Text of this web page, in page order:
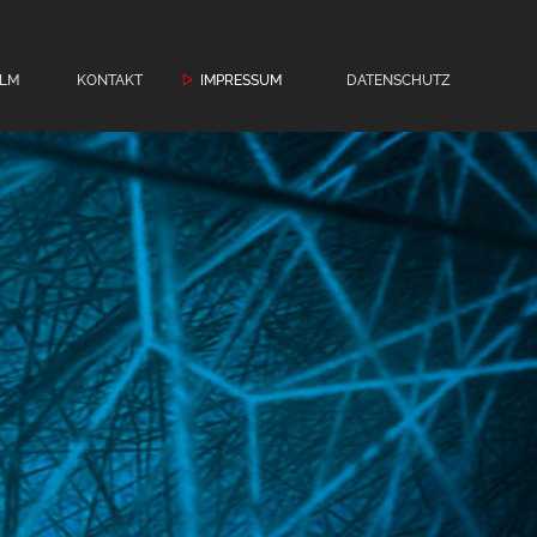
KONTAKT IMPRESSUM DATENSCHUTZ